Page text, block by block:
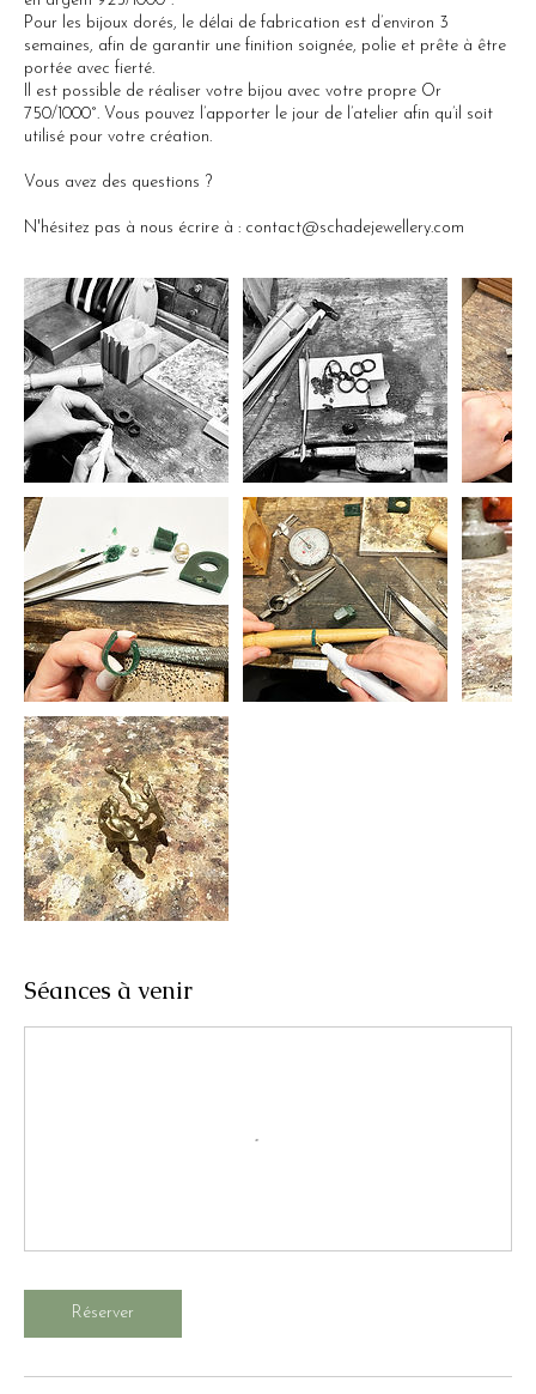
Pour les bijoux dorés, le délai de fabrication est d’environ 3
semaines, afin de garantir une finition soignée, polie et prête à être
portée avec fierté.
Il est possible de réaliser votre bijou avec votre propre Or
750/1000°. Vous pouvez l’apporter le jour de l’atelier afin qu’il soit
utilisé pour votre création.
Vous avez des questions ?
N'hésitez pas à nous écrire à : contact@schadejewellery.com
Séances à venir
Réserver